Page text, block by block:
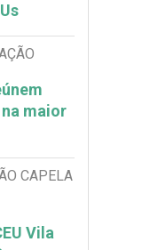
maior
CAPELA
Vila